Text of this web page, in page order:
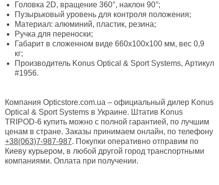
Головка 2D, вращение 360°, наклон 90°;
Пузырьковый уровень для контроля положения;
Материал: алюминий, пластик, резина;
Ручка для переноски;
Габарит в сложенном виде 660x100x100 мм, вес 0,9
кг;
Производитель Konus Optical & Sport Systems, Артикул
#1956.
Компания Opticstore.com.ua – официальный дилер Konus
Optical & Sport Systems в Украине. Штатив Konus
TRIPOD-6 купить можно с полной гарантией, по лучшим
ценам в стране. Заказы принимаем онлайн, по телефону
+38(063)7-987-987. Покупки оперативно отправим по
Киеву курьером, в любой другой город транспортными
компаниями. Оплата при получении.